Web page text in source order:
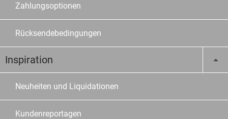
Zahlungsoptionen
Rücksendebedingungen
Inspiration
Neuheiten und Liquidationen
Kundenreportagen